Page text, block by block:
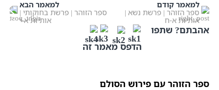
ספר הזוהר עם פירוש הסולם
למאמר קודם
ספר הזוהר | פרשת נשא |
אותיות א-ח
למאמר הבא
ספר הזוהר | פרשת בחוקותי |
אותיות א-י
אהבתם? שתפו
הדפס מאמר זה